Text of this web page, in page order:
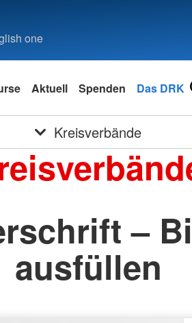
one
Aktuell Spenden Das DRK
Kreisverbände
–
ausfüllen